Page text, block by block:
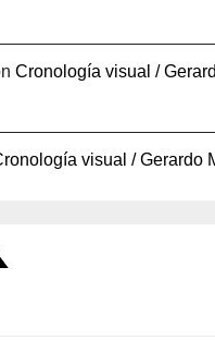
Cronología visual /
visual / Gerardo